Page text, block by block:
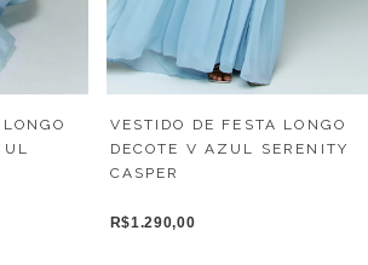
VESTIDO DE FESTA LONGO
DECOTE V AZUL SERENITY
CASPER
R$1.290,00